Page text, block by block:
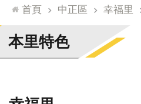
通
臺
北
市
首頁 中正區 幸福里
本里特色